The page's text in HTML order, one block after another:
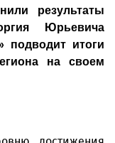
результаты
Юрьевича
подводит итоги
на своем